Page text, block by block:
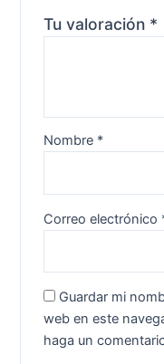
Tu valoración *
Nombre *
Correo electrónico
Guardar mi
web en este
haga un